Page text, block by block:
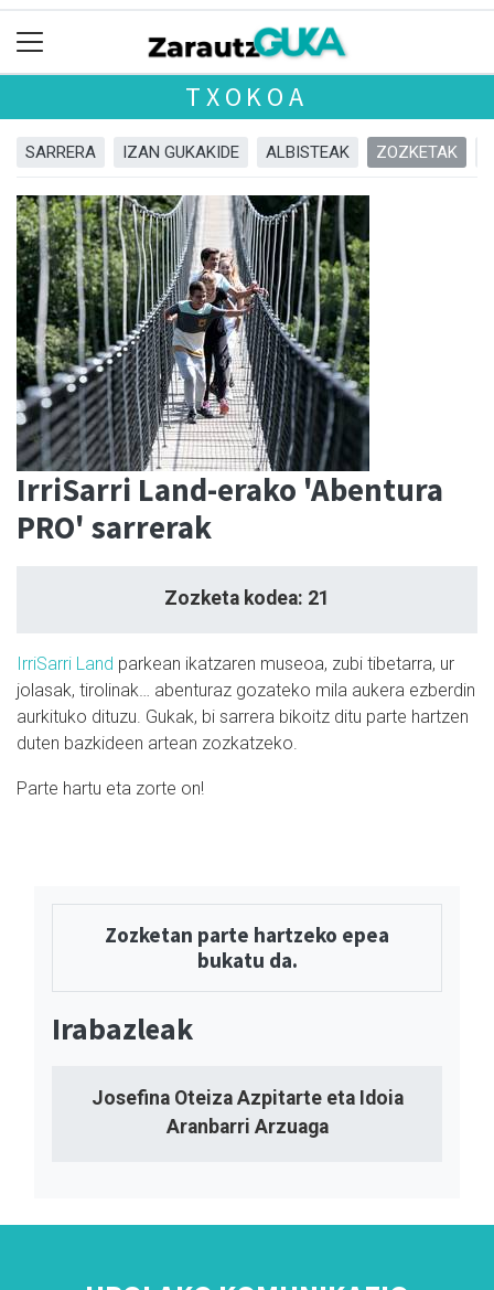
TXOKOA
SARRERA IZAN GUKAKIDE ALBISTEAK ZOZKETAK
IrriSarri Land-erako 'Abentura
PRO' sarrerak
Zozketa kodea: 21
IrriSarri Land parkean ikatzaren museoa, zubi tibetarra, ur
jolasak, tirolinak… abenturaz gozateko mila aukera ezberdin
aurkituko dituzu. Gukak, bi sarrera bikoitz ditu parte hartzen
duten bazkideen artean zozkatzeko.
Parte hartu eta zorte on!
Zozketan parte hartzeko epea
bukatu da.
Irabazleak
Josefina Oteiza Azpitarte eta Idoia
Aranbarri Arzuaga